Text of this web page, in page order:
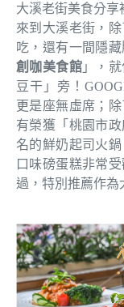
大溪老街美食分享
來到大溪老街，
吃，還有一間隱
創咖美食館」，
豆干」旁！
更是座無虛席；
有榮獲「桃園市
名的鮮奶起司火
口味磅蛋糕非常
過，特別推薦作為